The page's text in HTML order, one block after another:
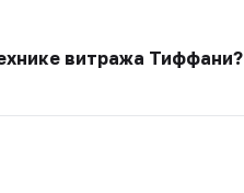
витража Тиффани?